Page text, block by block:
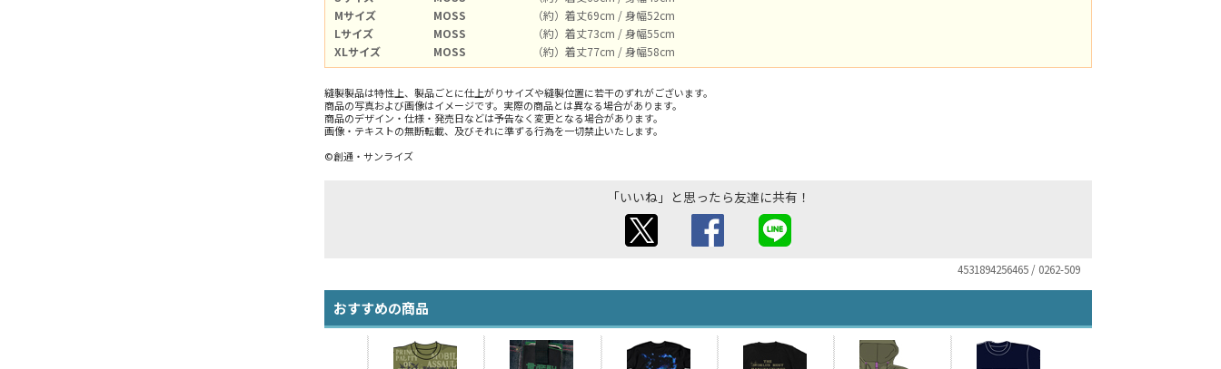
Mサイズ
MOSS
（約）着丈69cm / 身幅52cm
Lサイズ
MOSS
（約）着丈73cm / 身幅55cm
XLサイズ
MOSS （約）着丈77cm / 身幅58cm
縫製製品は特性上、製品ごとに仕上がりサイズや縫製位置に若干のずれがございます。
商品の写真および画像はイメージです。実際の商品とは異なる場合があります。
商品のデザイン・仕様・発売日などは予告なく変更となる場合があります。
画像・テキストの無断転載、及びそれに準ずる行為を一切禁止いたします。
©創通・サンライズ
「いいね」と思ったら友達に共有！
4531894256465 / 0262-509
おすすめの商品